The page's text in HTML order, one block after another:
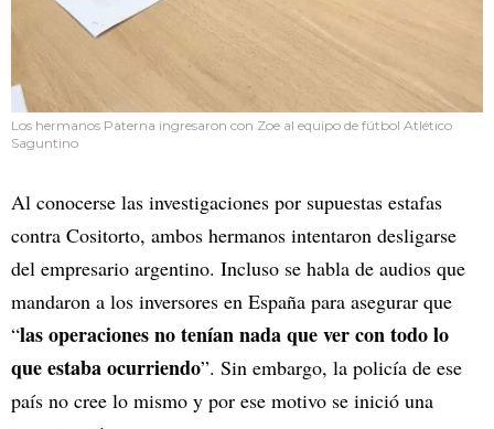
Los hermanos Paterna ingresaron con Zoe al equipo de fútbol Atlético
Saguntino
Al conocerse las investigaciones por supuestas estafas
contra Cositorto, ambos hermanos intentaron desligarse
del empresario argentino. Incluso se habla de audios que
mandaron a los inversores en España para asegurar que
“las operaciones no tenían nada que ver con todo lo
que estaba ocurriendo”. Sin embargo, la policía de ese
país no cree lo mismo y por ese motivo se inició una